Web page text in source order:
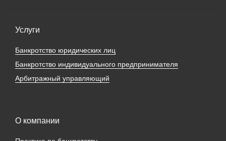
Услуги
Банкротство юридических лиц
Банкротство индивидуального предпринимателя
Арбитражный управляющий
О компании